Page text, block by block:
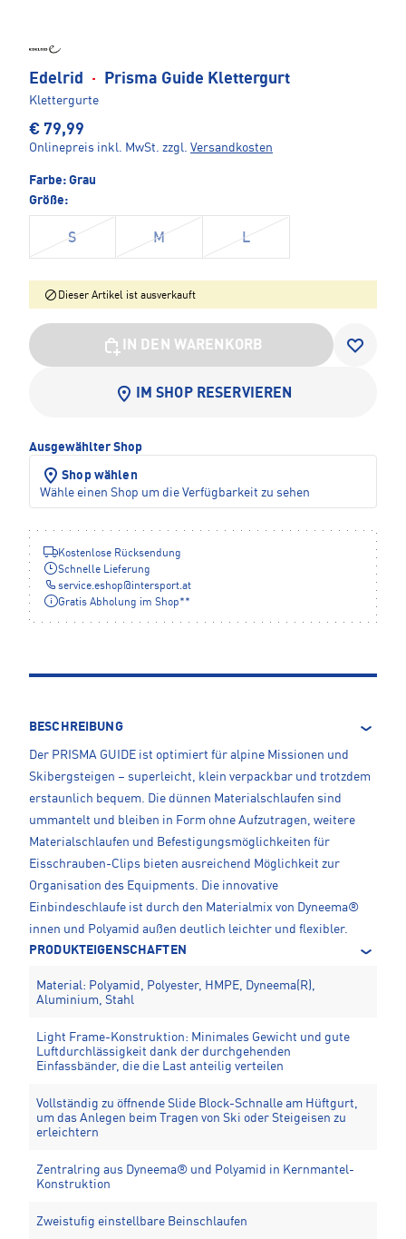
Edelrid · Prisma Guide Klettergurt
Klettergurte
€ 79,99
Onlinepreis inkl. MwSt. zzgl. Versandkosten
Farbe: Grau
Größe:
S M L
Dieser Artikel ist ausverkauft
IN DEN WARENKORB
IM SHOP RESERVIEREN
Ausgewählter Shop
Shop wählen
Wähle einen Shop um die Verfügbarkeit zu sehen
Kostenlose Rücksendung
Schnelle Lieferung
service.eshop@ intersport.at
Gratis Abholung im Shop**
BESCHREIBUNG
Der PRISMA GUIDE ist optimiert für alpine Missionen und
Skibergsteigen – superleicht, klein verpackbar und trotzdem
erstaunlich bequem. Die dünnen Materialschlaufen sind
ummantelt und bleiben in Form ohne Aufzutragen, weitere
Materialschlaufen und Befestigungsmöglichkeiten für
Eisschrauben-Clips bieten ausreichend Möglichkeit zur
Organisation des Equipments. Die innovative
Einbindeschlaufe ist durch den Materialmix von Dyneema®
innen und Polyamid außen deutlich leichter und flexibler.
PRODUKTEIGENSCHAFTEN
Material: Polyamid, Polyester, HMPE, Dyneema(R),
Aluminium, Stahl
Light Frame-Konstruktion: Minimales Gewicht und gute
Luftdurchlässigkeit dank der durchgehenden
Einfassbänder, die die Last anteilig verteilen
Vollständig zu öffnende Slide Block-Schnalle am Hüftgurt,
um das Anlegen beim Tragen von Ski oder Steigeisen zu
erleichtern
Zentralring aus Dyneema® und Polyamid in Kernmantel-
Konstruktion
Zweistufig einstellbare Beinschlaufen